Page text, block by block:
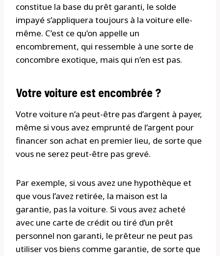
constitue la base du prêt garanti, le solde
impayé s’appliquera toujours à la voiture elle-
même. C’est ce qu’on appelle un
encombrement, qui ressemble à une sorte de
concombre exotique, mais qui n’en est pas.
Votre voiture est encombrée ?
Votre voiture n’a peut-être pas d’argent à payer,
même si vous avez emprunté de l’argent pour
financer son achat en premier lieu, de sorte que
vous ne serez peut-être pas grevé.
Par exemple, si vous avez une hypothèque et
que vous l’avez retirée, la maison est la
garantie, pas la voiture. Si vous avez acheté
avec une carte de crédit ou tiré d’un prêt
personnel non garanti, le prêteur ne peut pas
utiliser vos biens comme garantie, de sorte que